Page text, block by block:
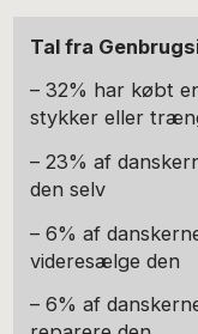
Tal fra
– 32% har købt
stykker eller
– 23% af
den selv
– 6% af
videresælge den
– 6% af